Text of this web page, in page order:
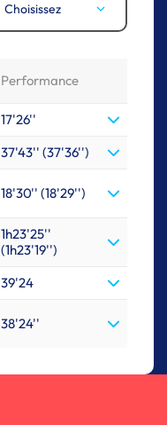
Choisissez
Performance
17'26''
37'43'' (37'36'')
18'30'' (18'29'')
1h23'25''
(1h23'19'')
39'24
38'24''